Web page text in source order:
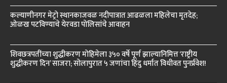
कल्याणीनगर मेट्रो स्थानकाजवळ नदीपात्रात आढळला महिलेचा मृतदेह;
ओळख पटविण्याचे येरवडा पोलिसांचे आवाहन
शिवछत्रपतींच्या शुद्धीकरण मोहिमेला ३५० वर्षे पूर्ण झाल्यानिमित्त ‘राष्ट्रीय
शुद्धीकरण दिन’ साजरा; सोलापुरात ५ जणांचा हिंदु धर्मात विधीवत पुनर्प्रवेश!